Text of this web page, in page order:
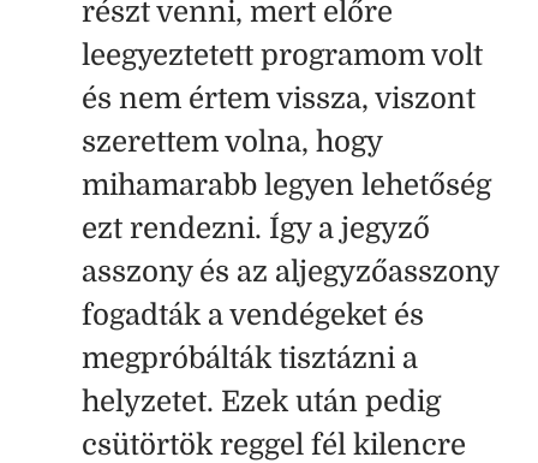
részt venni, mert előre
leegyeztetett programom volt
és nem értem vissza, viszont
szerettem volna, hogy
mihamarabb legyen lehetőség
ezt rendezni. Így a jegyző
asszony és az aljegyzőasszony
fogadták a vendégeket és
megpróbálták tisztázni a
helyzetet. Ezek után pedig
csütörtök reggel fél kilencre